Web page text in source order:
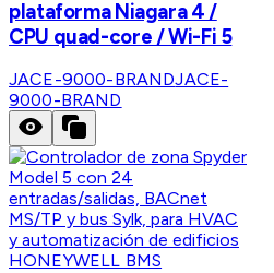
plataforma Niagara 4 /
CPU quad-core / Wi-Fi 5
JACE-9000-BRANDJACE-
9000-BRAND
HONEYWELL BMS